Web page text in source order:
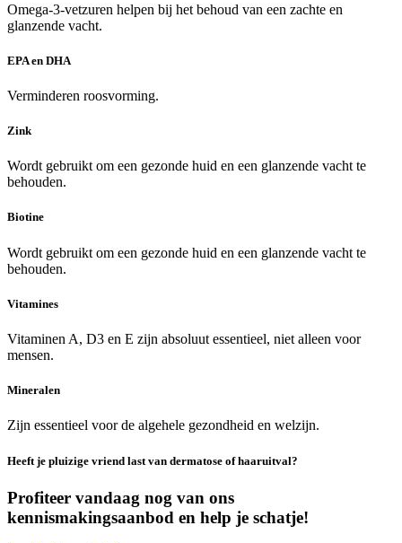
Omega-3-vetzuren helpen bij het behoud van een zachte en
glanzende vacht.
EPA en DHA
Verminderen roosvorming.
Zink
Wordt gebruikt om een gezonde huid en een glanzende vacht te
behouden.
Biotine
Wordt gebruikt om een gezonde huid en een glanzende vacht te
behouden.
Vitamines
Vitaminen A, D3 en E zijn absoluut essentieel, niet alleen voor
mensen.
Mineralen
Zijn essentieel voor de algehele gezondheid en welzijn.
Heeft je pluizige vriend last van dermatose of haaruitval?
Profiteer vandaag nog van ons
kennismakingsaanbod en help je schatje!